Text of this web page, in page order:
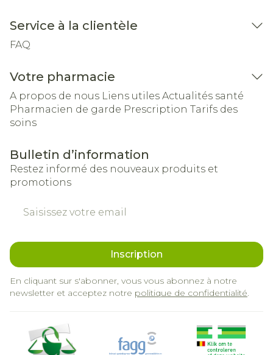
Service à la clientèle
FAQ
Votre pharmacie
A propos de nous Liens utiles Actualités santé
Pharmacien de garde Prescription Tarifs des
soins
Bulletin d’information
Restez informé des nouveaux produits et
promotions
Inscription
En cliquant sur s'abonner, vous vous abonnez à notre
newsletter et acceptez notre politique de confidentialité.